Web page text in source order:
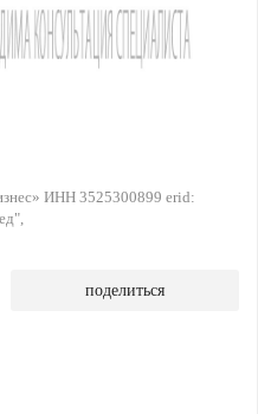
ИНН 3525300899 erid:
поделиться